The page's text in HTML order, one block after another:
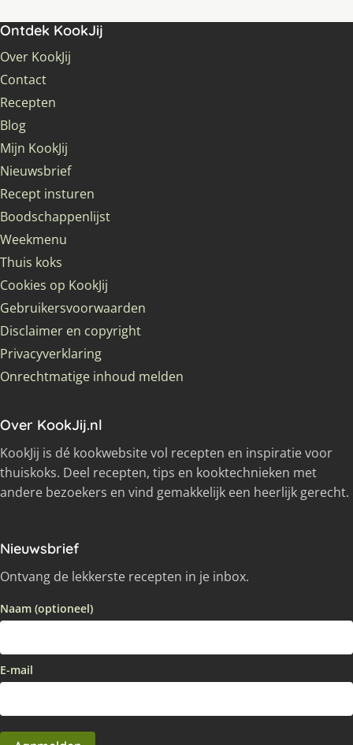
Ontdek KookJij
Over KookJij
Contact
Recepten
Blog
Mijn KookJij
Nieuwsbrief
Recept insturen
Boodschappenlijst
Weekmenu
Thuis koks
Cookies op KookJij
Gebruikersvoorwaarden
Disclaimer en copyright
Privacyverklaring
Onrechtmatige inhoud melden
Over KookJij.nl
KookJij is dé kookwebsite vol recepten en inspiratie voor
thuiskoks. Deel recepten, tips en kooktechnieken met
andere bezoekers en vind gemakkelijk een heerlijk gerecht.
Nieuwsbrief
Ontvang de lekkerste recepten in je inbox.
Naam (optioneel)
E-mail